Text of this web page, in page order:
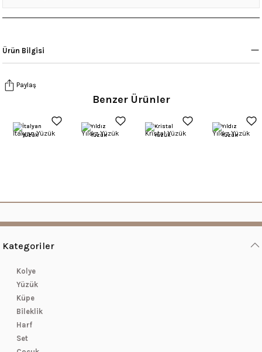
Ürün Bilgisi
Paylaş
Benzer Ürünler
İtalyan Yüzük Yıldız Yüzük Kristal Yüzük Yıldız Yüzük
Kategoriler
Kolye
Yüzük
Küpe
Bileklik
Harf
Set